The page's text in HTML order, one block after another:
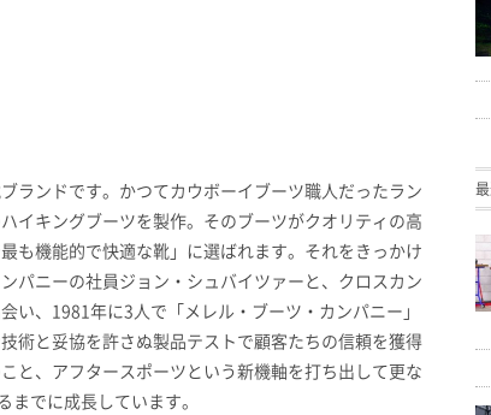
ランドです。かつてカウボーイブーツ職人だったラン
イキングブーツを製作。そのブーツがクオリティの高
も機能的で快適な靴」に選ばれます。それをきっかけ
パニーの社員ジョン・シュバイツァーと、クロスカン
い、1981年に3人で「メレル・ブーツ・カンパニー」
術と妥協を許さぬ製品テストで顧客たちの信頼を獲得
と、アフタースポーツという新機軸を打ち出して更な
でに成長しています。